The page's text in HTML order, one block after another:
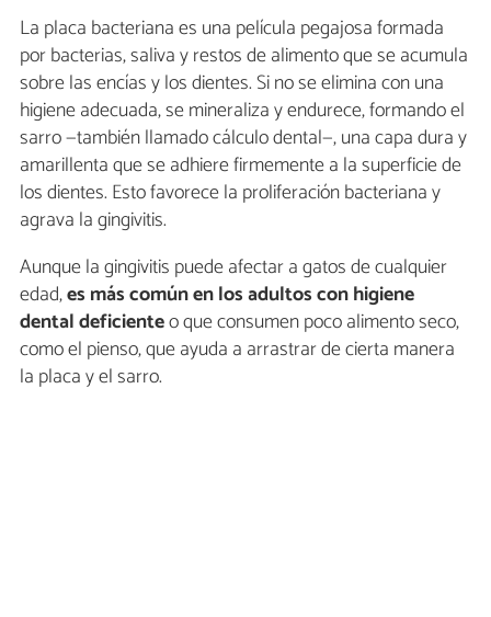
La placa bacteriana es una película pegajosa formada
por bacterias, saliva y restos de alimento que se acumula
sobre las encías y los dientes. Si no se elimina con una
higiene adecuada, se mineraliza y endurece, formando el
sarro —también llamado cálculo dental—, una capa dura y
amarillenta que se adhiere firmemente a la superficie de
los dientes. Esto favorece la proliferación bacteriana y
agrava la gingivitis.
Aunque la gingivitis puede afectar a gatos de cualquier
edad,es más común en los adultos con higiene
dental deficienteo que consumen poco alimento seco,
como el pienso, que ayuda a arrastrar de cierta manera
la placa y el sarro.